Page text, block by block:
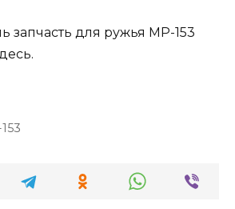
запчасть для ружья МР-153